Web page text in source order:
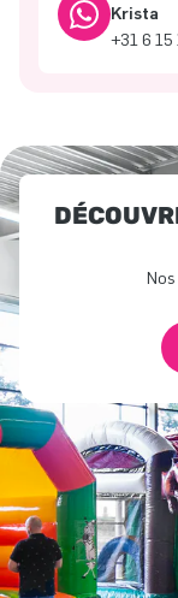
Krista
+31 6 15